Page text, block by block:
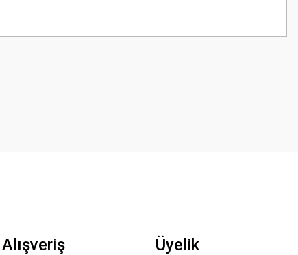
Alışveriş Üyelik